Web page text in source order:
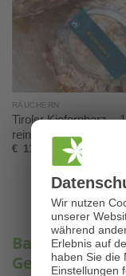
Wir nutzen
unserer
während
Erlebnis auf
haben Sie die
Einstellungen
RÄUCHERN
Tiroler Kiefernharz –
rein
€ 11,50
BaBlü® –
Gesundheit &